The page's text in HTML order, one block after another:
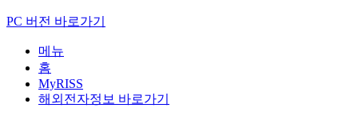
PC 버전 바로가기
메뉴
홈
MyRISS
해외전자정보 바로가기